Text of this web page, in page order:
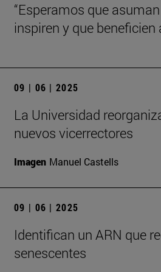
“Esperamos que
inspiren y que beneficien
09 | 06 | 2025
La Universidad
nuevos vicerrectores
Imagen Manuel Castells
09 | 06 | 2025
Identifican un ARN que
senescentes